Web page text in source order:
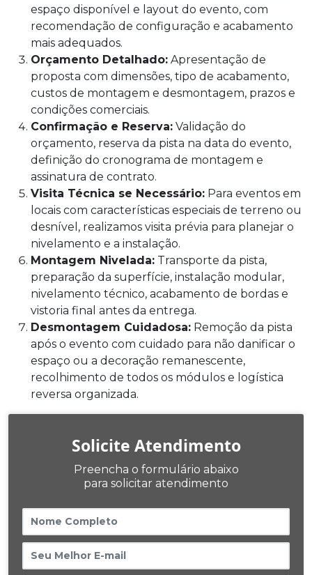
espaço disponível e layout do evento, com
recomendação de configuração e acabamento
mais adequados.
Orçamento Detalhado: Apresentação de
proposta com dimensões, tipo de acabamento,
custos de montagem e desmontagem, prazos e
condições comerciais.
Confirmação e Reserva: Validação do
orçamento, reserva da pista na data do evento,
definição do cronograma de montagem e
assinatura de contrato.
Visita Técnica se Necessário: Para eventos em
locais com características especiais de terreno ou
desnível, realizamos visita prévia para planejar o
nivelamento e a instalação.
Montagem Nivelada: Transporte da pista,
preparação da superfície, instalação modular,
nivelamento técnico, acabamento de bordas e
vistoria final antes da entrega.
Desmontagem Cuidadosa: Remoção da pista
após o evento com cuidado para não danificar o
espaço ou a decoração remanescente,
recolhimento de todos os módulos e logística
reversa organizada.
Solicite Atendimento
Preencha o formulário abaixo
para solicitar atendimento